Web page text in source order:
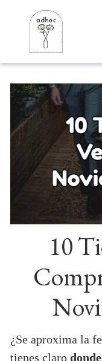
contenido
10
¿Se aproxima la
tienes claro